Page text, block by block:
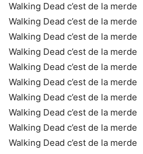
Walking Dead c’est de la merde
Walking Dead c’est de la merde
Walking Dead c’est de la merde
Walking Dead c’est de la merde
Walking Dead c’est de la merde
Walking Dead c’est de la merde
Walking Dead c’est de la merde
Walking Dead c’est de la merde
Walking Dead c’est de la merde
Walking Dead c’est de la merde